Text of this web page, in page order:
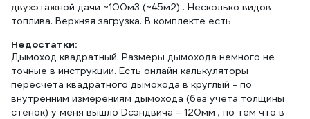
двухэтажной дачи ~100м3 (~45м2) . Несколько видов
топлива. Верхняя загрузка. В комплекте есть
Недостатки:
Дымоход квадратный. Размеры дымохода немного не
точные в инструкции. Есть онлайн калькуляторы
пересчета квадратного дымохода в круглый - по
внутренним измерениям дымохода (без учета толщины
стенок) у меня вышло Dсэндвича = 120мм , по тем что в